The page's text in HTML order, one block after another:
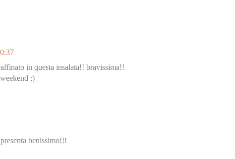
in questa insalata!! bravissima!!
;)
benissimo!!!